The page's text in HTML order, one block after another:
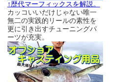
↑歴代マーフィックスを解説。
カッコいいだけじゃない唯一
無二の実践的リールの素性を
更に引き出すチューニングパ
ーツが充実。